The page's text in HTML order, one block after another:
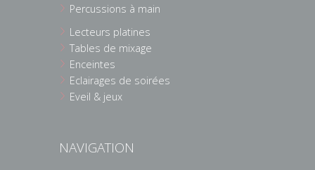
Percussions à main
Lecteurs platines
Tables de mixage
Enceintes
Eclairages de soirées
Eveil & jeux
NAVIGATION